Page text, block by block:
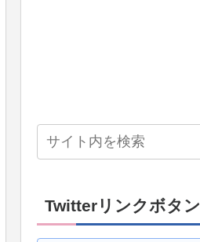
Twitterリンクボタン